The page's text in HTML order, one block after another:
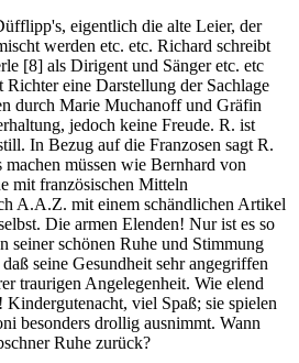
eigentlich die alte Leier, der
werden etc. etc. Richard schreibt
[8] als Dirigent und Sänger etc. etc
Richter eine Darstellung der Sachlage
durch Marie Muchanoff und Gräfin
jedoch keine Freude. R. ist
In Bezug auf die Franzosen sagt R.
müssen wie Bernhard von
mit französischen Mitteln
A.A.Z. mit einem schändlichen Artikel
Die armen Elenden! Nur ist es so
seiner schönen Ruhe und Stimmung
seine Gesundheit sehr angegriffen
traurigen Angelegenheit. Wie elend
Kindergutenacht, viel Spaß; sie spielen
besonders drollig ausnimmt. Wann
Ruhe zurück?